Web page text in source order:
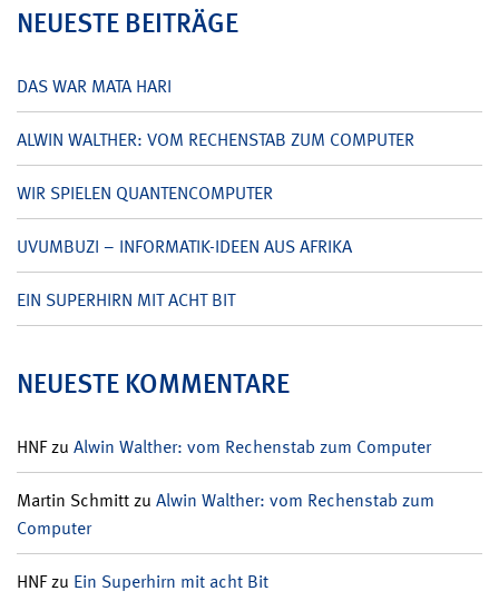
NEUESTE BEITRÄGE
DAS WAR MATA HARI
ALWIN WALTHER: VOM RECHENSTAB ZUM COMPUTER
WIR SPIELEN QUANTENCOMPUTER
UVUMBUZI – INFORMATIK-IDEEN AUS AFRIKA
EIN SUPERHIRN MIT ACHT BIT
NEUESTE KOMMENTARE
HNFzu Alwin Walther: vom Rechenstab zum Computer
Martin Schmittzu Alwin Walther: vom Rechenstab zum
Computer
HNFzu Ein Superhirn mit acht Bit